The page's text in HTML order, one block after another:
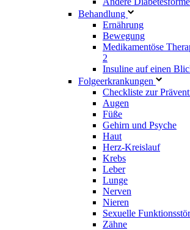
Behandlung
Ernährung
Bewegung
Medikamentöse
2
Insuline auf einen
Folgeerkrankungen
Checkliste zur
Augen
Füße
Gehirn und Psyche
Haut
Herz-Kreislauf
Krebs
Leber
Lunge
Nerven
Nieren
Sexuelle
Zähne